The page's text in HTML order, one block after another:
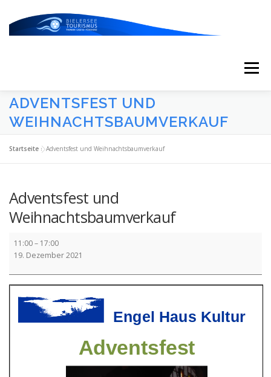
Menü
ESSEN/TRINKEN/SCHLAFEN
ADVENTSFEST UND
WEIHNACHTSBAUMVERKAUF
Startseite »Adventsfest und Weihnachtsbaumverkauf
Adventsfest und
Weihnachtsbaumverkauf
11:00– 17:00
19. Dezember 2021